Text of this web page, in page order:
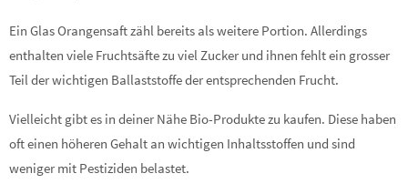
Ein Glas Orangensaft zähl bereits als weitere Portion. Allerdings
enthalten viele Fruchtsäfte zu viel Zucker und ihnen fehlt ein grosser
Teil der wichtigen Ballaststoffe der entsprechenden Frucht.
Vielleicht gibt es in deiner Nähe Bio-Produkte zu kaufen. Diese haben
oft einen höheren Gehalt an wichtigen Inhaltsstoffen und sind
weniger mit Pestiziden belastet.